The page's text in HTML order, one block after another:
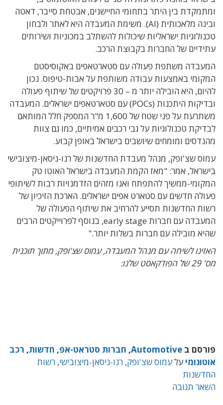
ומתמקדת בין היתר בתחומי החיישנים, אבטחת סייבר, דאטה
ובינה מלאכותית (AI). משימת המעבדה היא לאתר ולבחון
טכנולוגיות ישראליות שיכולות להשתלב במכוניות ושירותים
עתידיים של החברות בקבוצת הרכב.
המעבדה משתפת פעולה עם סטארטאפים באקוסיסטם
המקומי באמצעות עבודה משותפת על אבות-טיפוס. נכון
להיום, היא הובילה יותר מ – 30 פרויקטים של שיתוף פעולה
ובדיקות היתכנות (POCs) עם סטארטאפים ישראלים. המעבדה
משתרעת על פני שטח
של 1,600 מ"ר המספק חלל המותאם
לבדיקת טכנולוגיות על גבי רכבים אמיתיים, כמו גם צוות
מהנדסים ומומחים שיושבים בישראל באופן קבוע.
עמוס שצ'ופק, מנהל מעבדת החדשנות של רנו-ניסאן-מיצובישי
בישראל, אמר: "מאז הקמת המעבדה בישראל האוטו טק
המקומי-ממשיך להתפתח ואנו מזהים הזדמנויות רבות לשיתופי
פעולה חדשים עם סטארט אפים ישראלים. הארכת הזיכיון של
רשות החדשנות תסייע להרחיב את שיתוף הפעולה של
המעבדה עם חברות early stage, בנוסף לפרוייקטים הרבים
שהיא מובילה עם חברות בשלות יותר."
האזינו לשיחה עם מנהל המעבדה, עמוס שצ'ופק, מתוך תוכנית
מס' 29 של הפודקאסט שלנו:
פורסם ב Automotive
, חברות סטראט-אפ, חדשות, רכב
אוטונומי עלעמוס שצ'ופק, רנו-ניסאן-מיצובישי, רשות
החדשנות
השאר תגובה